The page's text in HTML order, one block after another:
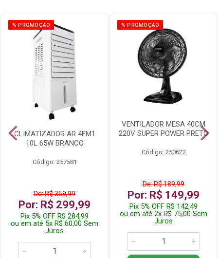
% PROMOÇÃO
CLIMATIZADOR AR 4EM1
10L 65W BRANCO
Código: 257581
De: R$ 359,99
Por: R$ 299,99
Pix 5% OFF R$ 284,99
ou em até 5x R$ 60,00 Sem
Juros
% PROMOÇÃO
VENTILADOR MESA 40CM
220V SUPER POWER PRETO
Código: 250622
De: R$ 189,99
Por: R$ 149,99
Pix 5% OFF R$ 142,49
ou em até 2x R$ 75,00 Sem
Juros